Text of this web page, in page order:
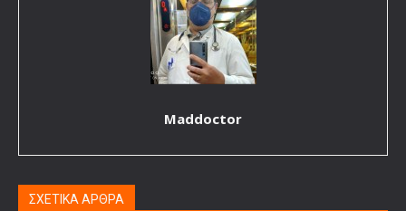
Maddoctor
ΣΧΕΤΙΚΑ ΑΡΘΡΑ